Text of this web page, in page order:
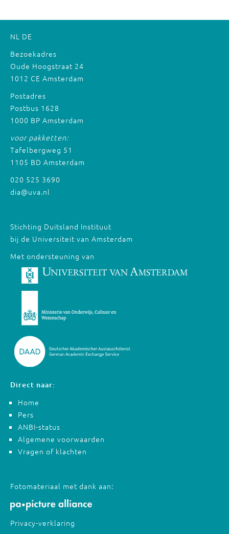
NL DE
Bezoekadres
Oude Hoogstraat 24
1012 CE Amsterdam
Postadres
Postbus 1628
1000 BP Amsterdam
voor pakketten:
Tafelbergweg 51
1105 BD Amsterdam
020 525 3690
dia@uva.nl
Stichting Duitsland Instituut
bij de Universiteit van Amsterdam
Met ondersteuning van
Direct naar:
Home
Pers
ANBI-status
Algemene voorwaarden
Vragen of klachten
Fotomateriaal met dank aan:
Privacy-verklaring